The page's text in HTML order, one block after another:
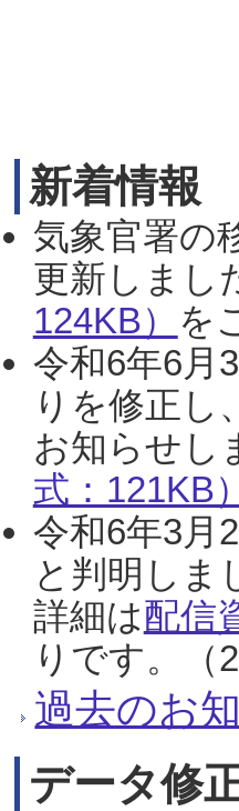
新着情報
気象官署の
更新しまし
124KB） を
令和6年6月
りを修正し
お知らせし
式：121KB）
令和6年3月
と判明しま
詳細は配信
りです。（
過去のお
データ修